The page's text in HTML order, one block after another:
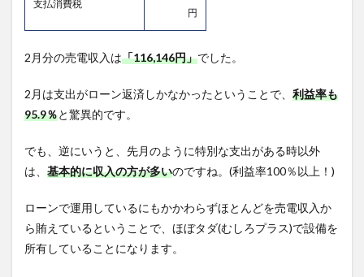
支払消費税
円
2月分の売電収入は「116,146円」でした。
2月は支出がローン返済しかなかったということで、 利益率も
95.9％と驚異的です。
でも、逆にいうと、先月のように特別な支出がある時以外
は、 基本的に収入の方が多いのですね。(利益率100％以上！)
ローンで運用しているにもかかわらずほとんどを売電収入か
ら賄えているということで、ほぼタダ(むしろプラス)で設備を
所有していることになります。